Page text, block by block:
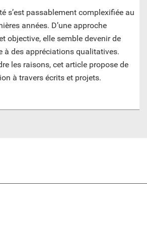
s’est passablement complexifiée au
années. D’une approche
objective, elle semble devenir de
à des appréciations qualitatives.
les raisons, cet article propose de
à travers écrits et projets.